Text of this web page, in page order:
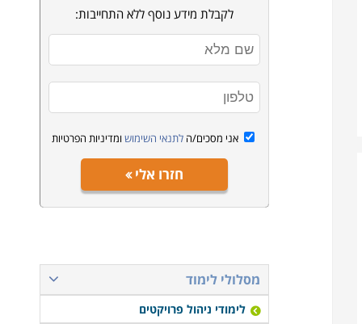
לקבלת מידע נוסף ללא התחייבות:
אני מסכים/הלתנאי השימוש ומדיניות הפרטיות
חזרו אלי
מסלולי לימוד
לימודי ניהול פרויקטים